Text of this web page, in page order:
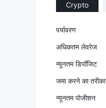
Crypto
पर्यावरण
अधिकतम लेवरेज
न्यूनतम डिपॉजिट
जमा करने का तरीका
न्यूनतम पोजीशन